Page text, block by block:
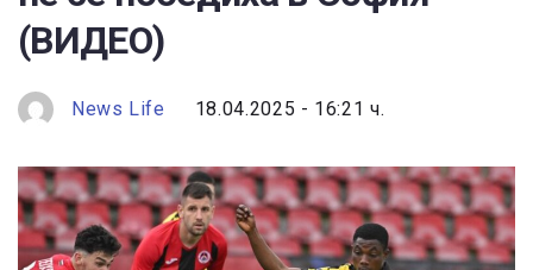
(ВИДЕО)
News Life 18.04.2025 - 16:21 ч.